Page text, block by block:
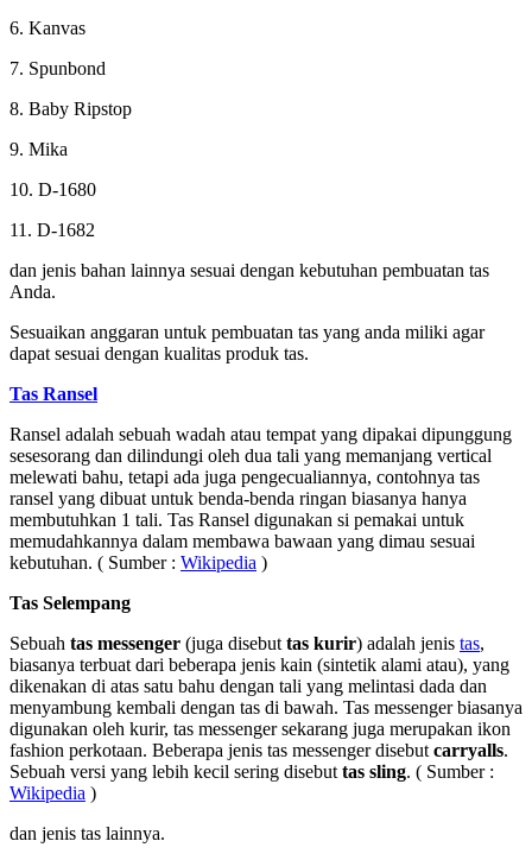
6. Kanvas
7. Spunbond
8. Baby Ripstop
9. Mika
10. D-1680
11. D-1682
dan jenis bahan lainnya sesuai dengan kebutuhan pembuatan tas
Anda.
Sesuaikan anggaran untuk pembuatan tas yang anda miliki agar
dapat sesuai dengan kualitas produk tas.
Tas Ransel
Ransel adalah sebuah wadah atau tempat yang dipakai dipunggung
sesesorang dan dilindungi oleh dua tali yang memanjang vertical
melewati bahu, tetapi ada juga pengecualiannya, contohnya tas
ransel yang dibuat untuk benda-benda ringan biasanya hanya
membutuhkan 1 tali. Tas Ransel digunakan si pemakai untuk
memudahkannya dalam membawa bawaan yang dimau sesuai
kebutuhan. ( Sumber : Wikipedia )
Tas Selempang
Sebuah tas messenger (juga disebut tas kurir) adalah jenis tas,
biasanya terbuat dari beberapa jenis kain (sintetik alami atau), yang
dikenakan di atas satu bahu dengan tali yang melintasi dada dan
menyambung kembali dengan tas di bawah. Tas messenger biasanya
digunakan oleh kurir, tas messenger sekarang juga merupakan ikon
fashion perkotaan. Beberapa jenis tas messenger disebut carryalls.
Sebuah versi yang lebih kecil sering disebut tas sling. ( Sumber :
Wikipedia )
dan jenis tas lainnya.